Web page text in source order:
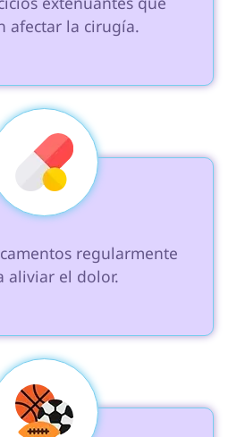
afectar la cirugía.
aliviar el dolor.